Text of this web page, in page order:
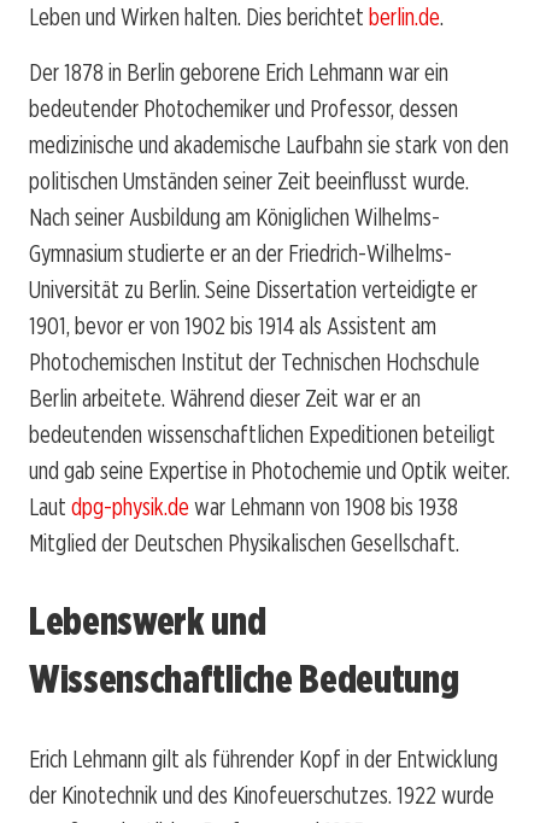
Leben und Wirken halten. Dies berichtet berlin.de.
Der 1878 in Berlin geborene Erich Lehmann war ein
bedeutender Photochemiker und Professor, dessen
medizinische und akademische Laufbahn sie stark von den
politischen Umständen seiner Zeit beeinflusst wurde.
Nach seiner Ausbildung am Königlichen Wilhelms-
Gymnasium studierte er an der Friedrich-Wilhelms-
Universität zu Berlin. Seine Dissertation verteidigte er
1901, bevor er von 1902 bis 1914 als Assistent am
Photochemischen Institut der Technischen Hochschule
Berlin arbeitete. Während dieser Zeit war er an
bedeutenden wissenschaftlichen Expeditionen beteiligt
und gab seine Expertise in Photochemie und Optik weiter.
Laut dpg-physik.de war Lehmann von 1908 bis 1938
Mitglied der Deutschen Physikalischen Gesellschaft.
Lebenswerk und
Wissenschaftliche Bedeutung
Erich Lehmann gilt als führender Kopf in der Entwicklung
der Kinotechnik und des Kinofeuerschutzes. 1922 wurde